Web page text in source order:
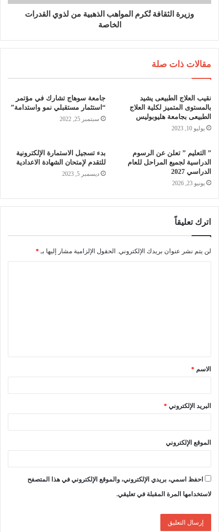
وزيرة الثقافة تُكرم المواهب الذهبية من لذوي القدرات
الخاصة
مقالات ذات صلة
نقيب العلاج الطبيعى يشيد
بالمستوى المتميز لكلية العلاج
الطبيعى بجامعة هليوبوليس
يوليو 10, 2023
جامعة سوهاج تشارك في مؤتمر
“استثمار مستقبلي نمو واستدامة”
سبتمبر 25, 2022
” التعليم ” تعلن عن الرسوم
الدراسية لجميع المراحل للعام
الدراسي 2027
يونيو 23, 2026
بدء تسجيل الاستمارة الإلكترونية
للتقدم لإمتحان الشهادة الاعدادية
ديسمبر 5, 2023
اترك تعليقاً
لن يتم نشر عنوان بريدك الإلكتروني. الحقول الإلزامية مشار إليها بـ *
ق
*الاسم *
البريد الإلكتروني *
الموقع الإلكتروني
احفظ اسمي، بريدي الإلكتروني، والموقع الإلكتروني في هذا المتصفح
لاستخدامها المرة المقبلة في تعليقي.